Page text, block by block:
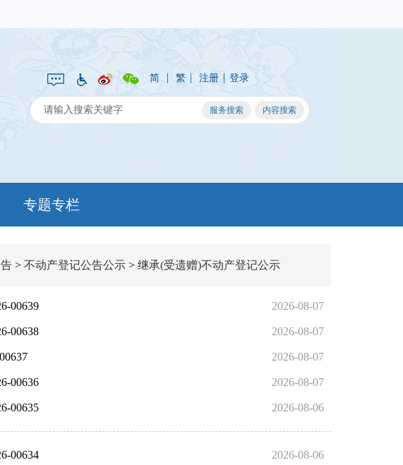
简 | 繁 | 注册 | 登录
专题专栏
> 不动产登记公告公示 > 继承(受遗赠)不动产登记公示
00639 2026-08-07
00638 2026-08-07
2026-08-07
00636 2026-08-07
00635 2026-08-06
00634 2026-08-06